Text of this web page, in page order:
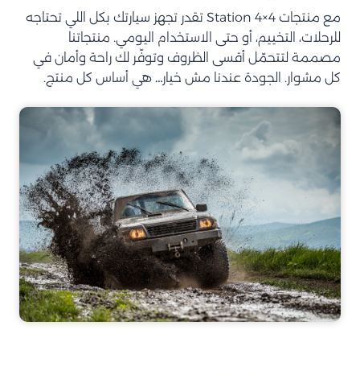
مع منتجات Station 4×4 تقدر تجهز سيارتك بكل اللي تحتاجه
للرحلات، التخييم، أو حتى الاستخدام اليومي. منتجاتنا
مصممة لتتحمّل أقسى الظروف وتوفّر لك راحة وأمان في
كل مشوار. الجودة عندنا مش خيار… هي أساس كل منتج.